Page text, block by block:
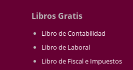
Libros Gratis
Libro de Contabilidad
Libro de Laboral
Libro de Fiscal e Impuestos